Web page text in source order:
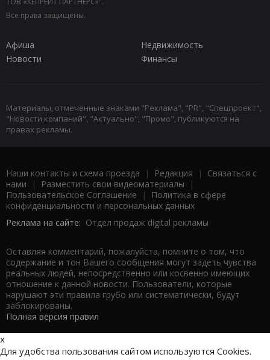
Все права защищены.
Афиша
Недвижимость
Новости
Финансы
Материалы, отмеченные знаками "Реклама", "PR", "Спецпроект",
"Новости компаний", "Актуально", "Промо", публикуются на
правах рекламы.
Наши контакты и схема проезда | Редакция | Связаться с
нами | Разместить свои видеоматериалы |
Пользовательское Соглашение |
Политика в сфере
конфиденциальности и персональных данных
Реклама на сайте: Отдел продаж digital рекламы
Оставляя комментарий, пожалуйста, помните о том, что
содержание и тон Вашего сообщения могут задеть чувства
реальных людей, непосредственно или косвенно имеющих
отношение к данной новости. Пользователи, которые
нарушают эти правила грубо или систематически, будут
заблокированы.
Полная версия правил
x
Для удобства пользования сайтом используются Cookies.